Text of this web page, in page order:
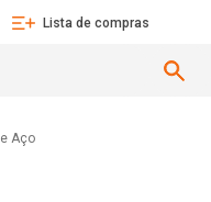
Lista de compras
Aço